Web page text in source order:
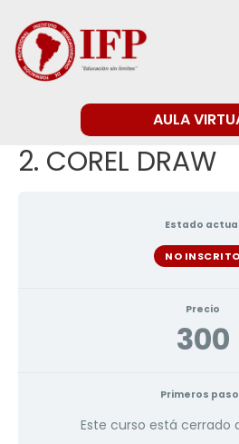
AULA
2. COREL DRAW
Estado
NO INSCRITO
Precio
300
Primeros
Este curso está